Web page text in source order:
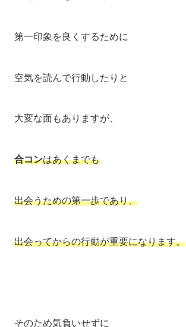
第一印象を良くするために
空気を読んで行動したりと
大変な面もありますが、
合コンはあくまでも
出会うための第一歩であり、
出会ってからの行動が重要になります。
そのため気負いせずに